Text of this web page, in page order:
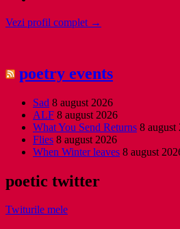
Vezi profil complet →
poetry events
Sad 8 august 2026
ALF 8 august 2026
What You Send Returns 8 august
Flies 8 august 2026
When Winter leaves 8 august
poetic twitter
Twiturile mele